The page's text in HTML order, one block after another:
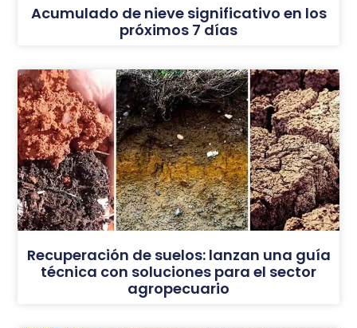
Acumulado de nieve significativo en los
próximos 7 días
Recuperación de suelos: lanzan una guía
técnica con soluciones para el sector
agropecuario